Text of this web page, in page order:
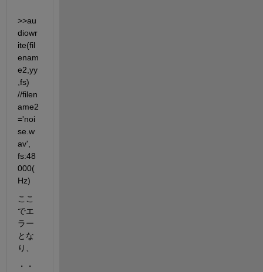
>>au
diowr
ite(fil
enam
e2,yy
,fs)
//filen
ame2
='noi
se.w
av',
fs:48
000(
Hz)
ここ
でエ
ラー
とな
り、
・・